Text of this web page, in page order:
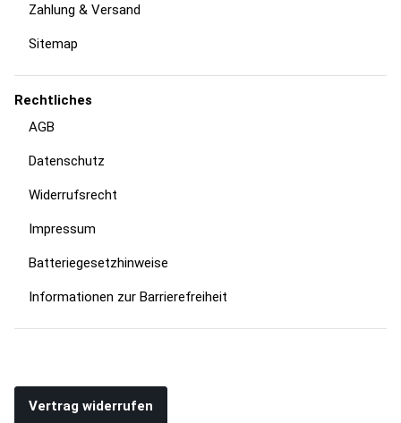
Zahlung & Versand
Sitemap
Rechtliches
AGB
Datenschutz
Widerrufsrecht
Impressum
Batteriegesetzhinweise
Informationen zur Barrierefreiheit
Vertrag widerrufen